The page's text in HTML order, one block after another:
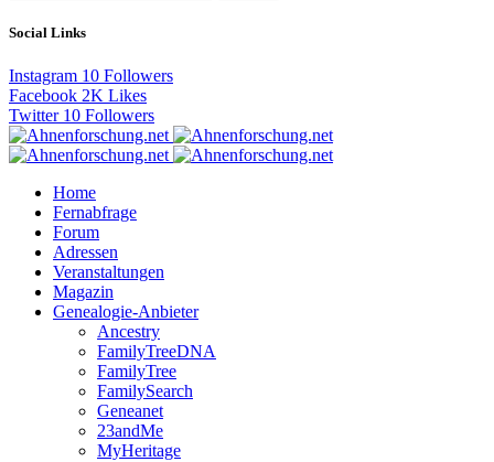
Social Links
Instagram 10 Followers
Facebook 2K Likes
Twitter 10 Followers
Home
Fernabfrage
Forum
Adressen
Veranstaltungen
Magazin
Genealogie-Anbieter
Ancestry
FamilyTreeDNA
FamilyTree
FamilySearch
Geneanet
23andMe
MyHeritage